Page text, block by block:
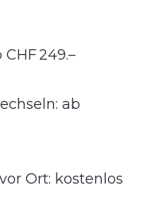
249.–
ab
Ort: kostenlos